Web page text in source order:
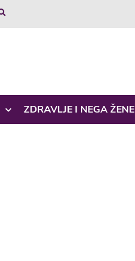
ZDRAVLJE I NEGA ŽENE